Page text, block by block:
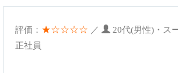
評価： ★☆☆☆☆ ／
20代(男性)・ス
正社員